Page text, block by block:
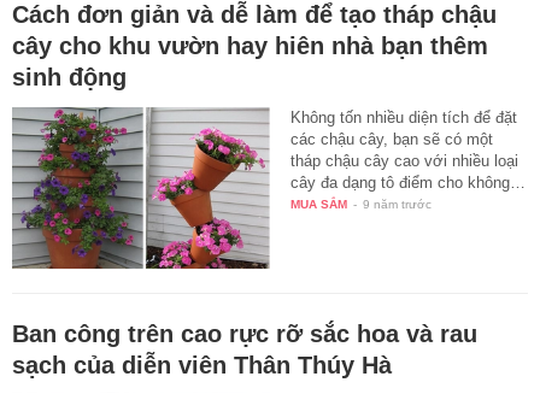
Cách đơn giản và dễ làm để tạo tháp chậu
cây cho khu vườn hay hiên nhà bạn thêm
sinh động
Không tốn nhiều diện tích để đặt
các chậu cây, bạn sẽ có một
tháp chậu cây cao với nhiều loại
cây đa dạng tô điểm cho không…
MUA SẮM - 9 năm trước
Ban công trên cao rực rỡ sắc hoa và rau
sạch của diễn viên Thân Thúy Hà